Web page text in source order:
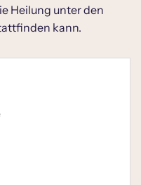
Heilung unter den
kann.